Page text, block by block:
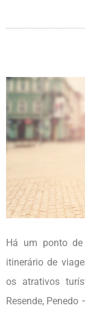
Há um ponto
itinerário de
os atrativos
Resende,